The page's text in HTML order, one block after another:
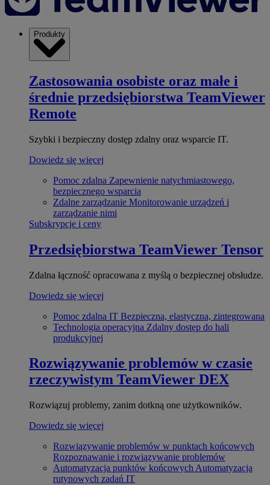
Produkty
Zastosowania osobiste oraz małe i
średnie przedsiębiorstwa TeamViewer
Remote
Szybki i bezpieczny dostęp zdalny oraz wsparcie IT.
Dowiedz się więcej
Pomoc zdalna Zapewnienie natychmiastowego,
bezpiecznego wsparcia
Zdalne zarządzanie Monitorowanie urządzeń i
zarządzanie nimi
Subskrypcje i ceny
Przedsiębiorstwa TeamViewer Tensor
Zdalna łączność opracowana z myślą o bezpiecznej obsłudze.
Dowiedz się więcej
Pomoc zdalna IT Bezpieczna, elastyczna, zintegrowana
Technologia operacyjna Zdalny dostęp do hali
produkcyjnej
Rozwiązywanie problemów w czasie
rzeczywistym TeamViewer DEX
Rozwiązuj problemy, zanim dotkną one użytkowników.
Dowiedz się więcej
Rozwiązywanie problemów w punktach końcowych
Rozpoznawanie i rozwiązywanie problemów
Automatyzacja punktów końcowych Automatyzacja
rutynowych zadań IT